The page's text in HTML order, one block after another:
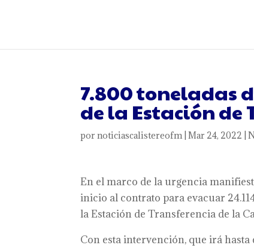
7.800 toneladas
de la Estación de
pornoticiascalistereofm|Mar 24, 2022 |
En el marco de la urgencia
inicio al contrato para evacuar
la Estación de Transferencia de la
Con esta intervención, que irá hasta